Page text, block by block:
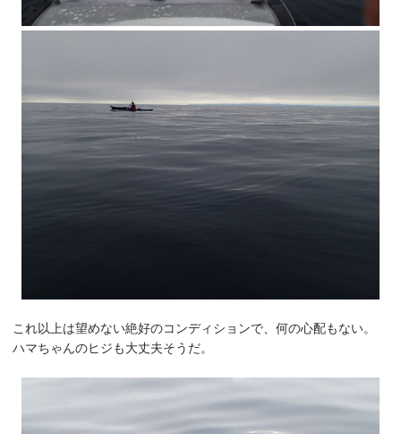
これ以上は望めない絶好のコンディションで、何の心配もない。
ハマちゃんのヒジも大丈夫そうだ。